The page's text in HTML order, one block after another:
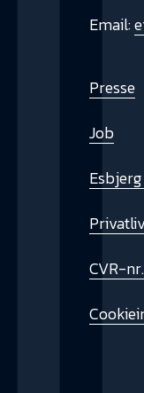
Email:
Presse
Job
CVR-